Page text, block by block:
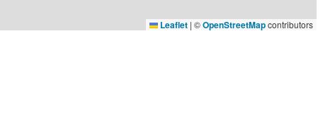
Leaflet | ©OpenStreetMapcontributors